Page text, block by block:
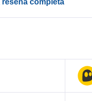
reseña completa